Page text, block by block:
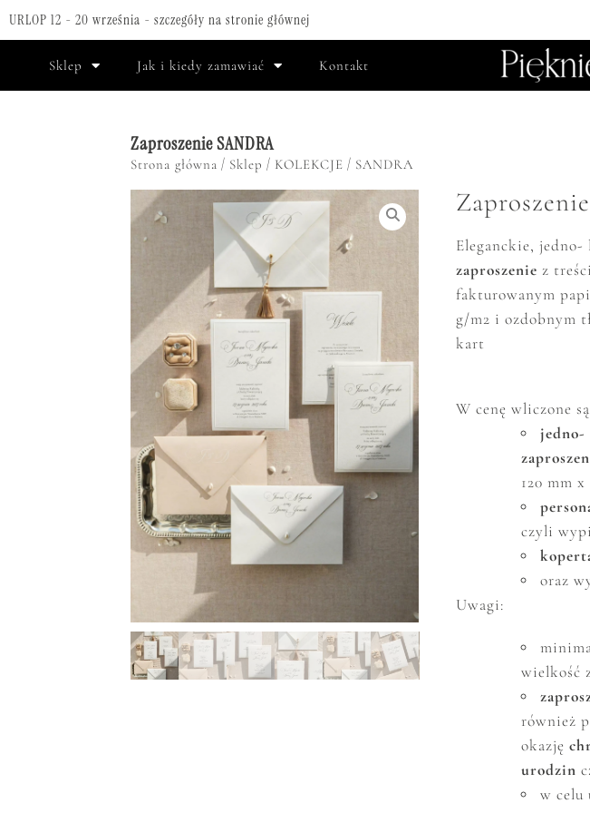
URLOP 12 - 20 września - szczegóły na stronie głównej
Sklep Jak i kiedy zamawiać Kontakt
Zaproszenie SANDRA
Strona główna / Sklep / KOLEKCJE / SANDRA
Eleganckie,
zaproszenie z
fakturowanym
g/m2 i ozdobnym
kart
W cenę wliczone
jedno-
120 mm x
czyli
oraz
Uwagi:
wielkość
również
okazję
urodzin
w celu